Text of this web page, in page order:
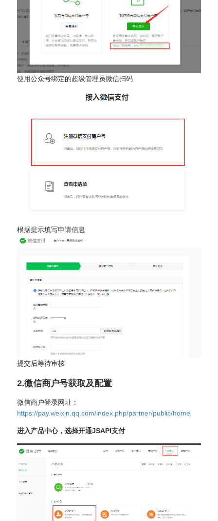
使用公众号绑定的超级管理员微信扫码
根据提示填写申请信息
提交后等待审核
2.微信商户号获取及配置
微信商户登录网址：
https://pay.weixin.qq.com/index.php/partner/public/home
进入产品中心，选择开通JSAPI支付